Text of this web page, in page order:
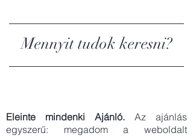
Mennyit tudok keresni?
Eleinte mindenki Ajánló. Az ajánlás
egyszerű: megadom a weboldalt